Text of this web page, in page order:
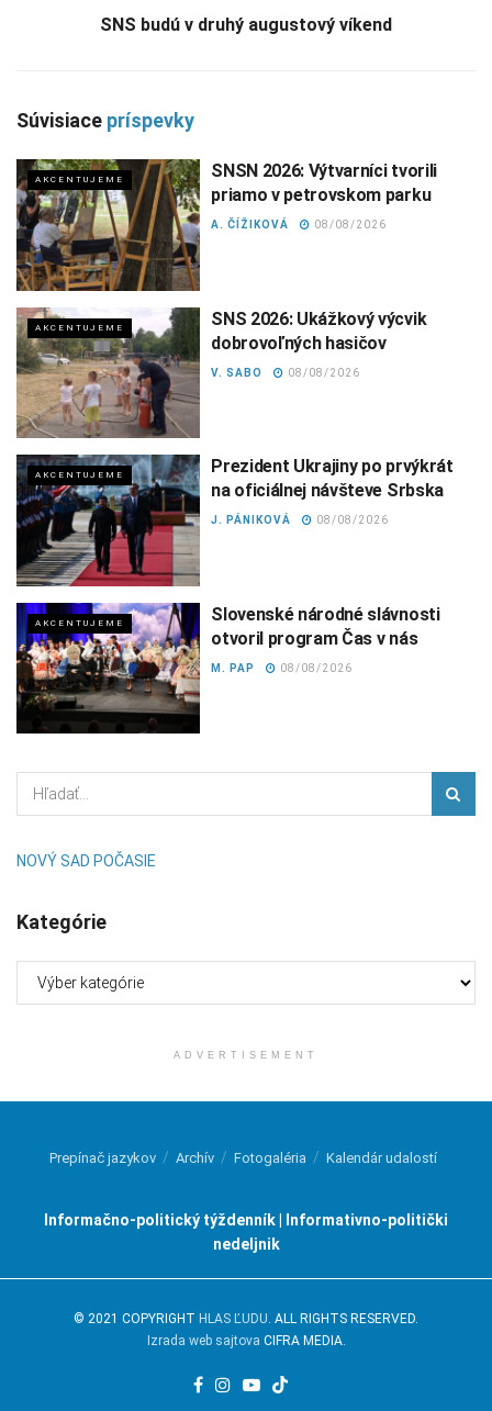
SNS budú v druhý augustový víkend
Súvisiace príspevky
AKCENTUJEME
SNSN 2026: Výtvarníci tvorili
priamo v petrovskom parku
A. ČÍŽIKOVÁ 08/08/2026
AKCENTUJEME
SNS 2026: Ukážkový výcvik
dobrovoľných hasičov
V. SABO 08/08/2026
AKCENTUJEME
Prezident Ukrajiny po prvýkrát
na oficiálnej návšteve Srbska
J. PÁNIKOVÁ 08/08/2026
AKCENTUJEME
Slovenské národné slávnosti
otvoril program Čas v nás
M. PAP 08/08/2026
NOVÝ SAD POČASIE
Kategórie
ADVERTISEMENT
Prepínač jazykov Archív Fotogaléria Kalendár udalostí
Informačno-politický týždenník | Informativno-politički
nedeljnik
© 2021 COPYRIGHT HLAS ĽUDU. ALL RIGHTS RESERVED.
Izrada web sajtova CIFRA MEDIA.